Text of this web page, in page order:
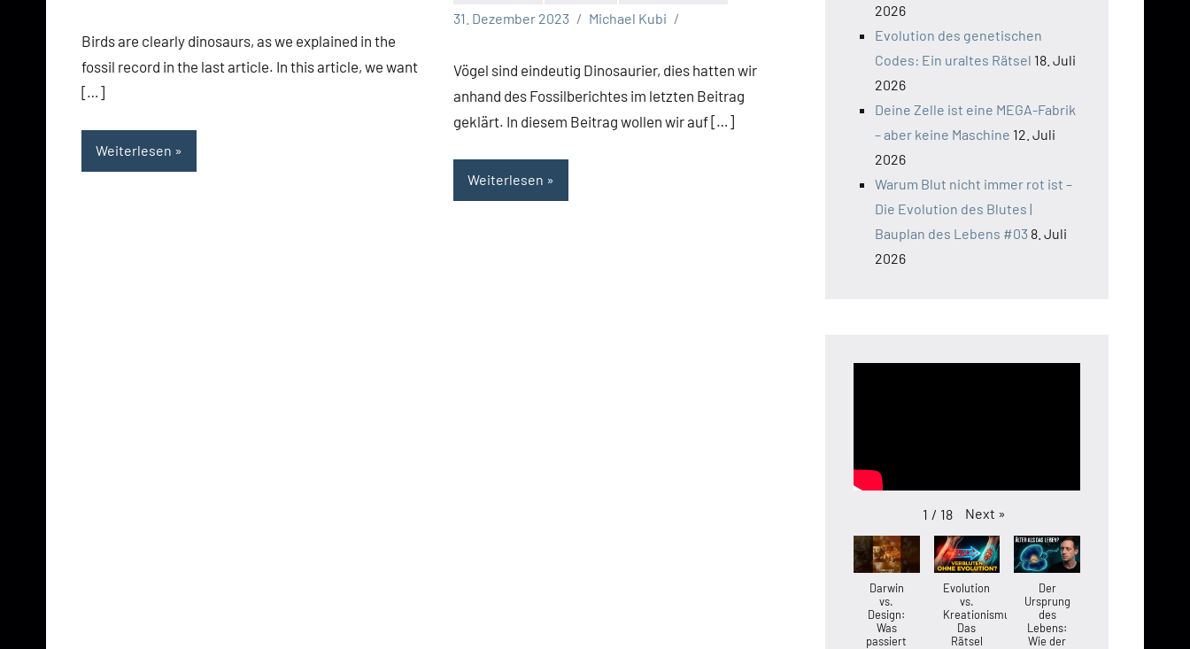
Birds are clearly dinosaurs, as we explained in the
fossil record in the last article. In this article, we want
[…]
Weiterlesen
31. Dezember 2023
Michael Kubi
Vögel sind eindeutig Dinosaurier, dies hatten wir
anhand des Fossilberichtes im letzten Beitrag
geklärt. In diesem Beitrag wollen wir auf […]
Weiterlesen
2026
Evolution des genetischen
Codes: Ein uraltes Rätsel 18. Juli
2026
Deine Zelle ist eine MEGA-Fabrik
– aber keine Maschine 12. Juli
2026
Warum Blut nicht immer rot ist –
Die Evolution des Blutes |
Bauplan des Lebens #03 8. Juli
2026
1 / 18 Next »
Darwin
vs.
Design:
Was
passiert
Evolution
vs.
Kreationismus:
Das
Rätsel
Der
Ursprung
des
Lebens:
Wie der